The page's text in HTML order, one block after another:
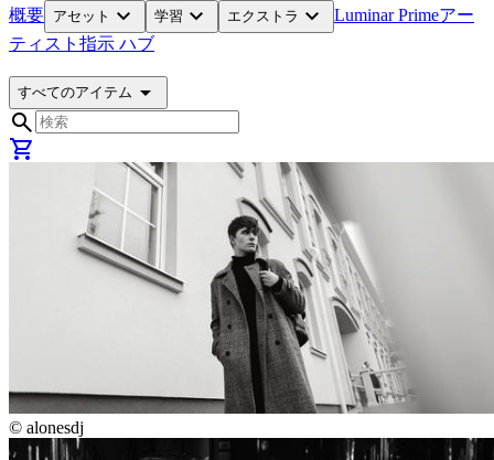
概要 アセット expand_more 学習 expand_more エクストラ expand_more Luminar Primeアー
ティスト 指示 ハブ
すべてのアイテム arrow_drop_down
search
shopping_cart
© alonesdj